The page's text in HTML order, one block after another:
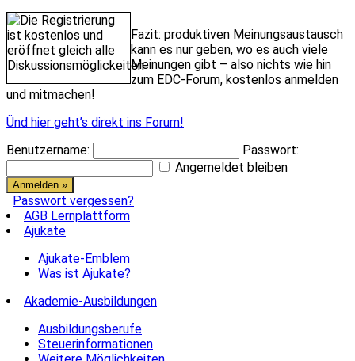
Fazit: produktiven Meinungsaustausch
kann es nur geben, wo es auch viele
Meinungen gibt – also nichts wie hin
zum EDC-Forum, kostenlos anmelden
und mitmachen!
Ünd hier geht’s direkt ins Forum!
Benutzername:
Passwort:
Angemeldet bleiben
Passwort vergessen?
AGB Lernplattform
Ajukate
Ajukate-Emblem
Was ist Ajukate?
Akademie-Ausbildungen
Ausbildungsberufe
Steuerinformationen